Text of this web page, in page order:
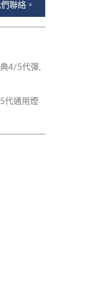
聯絡。
典4/5代彈,
5代通用煙